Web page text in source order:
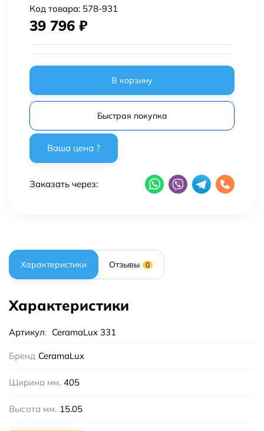
Код товара: 578-931
39 796 ₽
В корзину
Быстрая покупка
Заказать через:
Характеристики Отзывы 0
Характеристики
Артикул: CeramaLux 331
Бренд CeramaLux
Ширина мм. 405
Высота мм. 15.05